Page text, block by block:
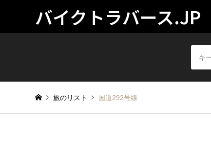
バイクトラバース.JP
旅のリスト 国道292号線